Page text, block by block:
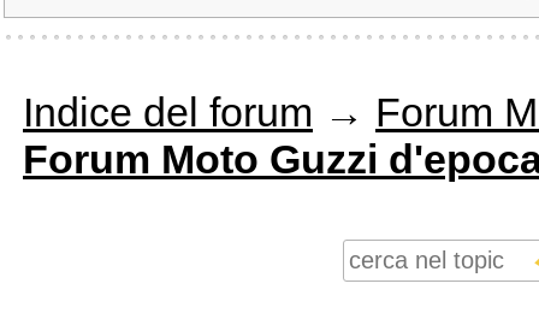
Indice del forum → Forum
Forum Moto Guzzi